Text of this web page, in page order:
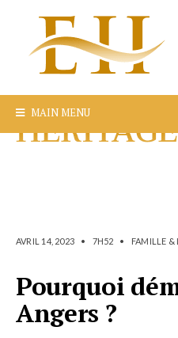
MAIN MENU
AVRIL 14, 2023 • 7H52 • FAMILLE &
Pourquoi
Angers ?